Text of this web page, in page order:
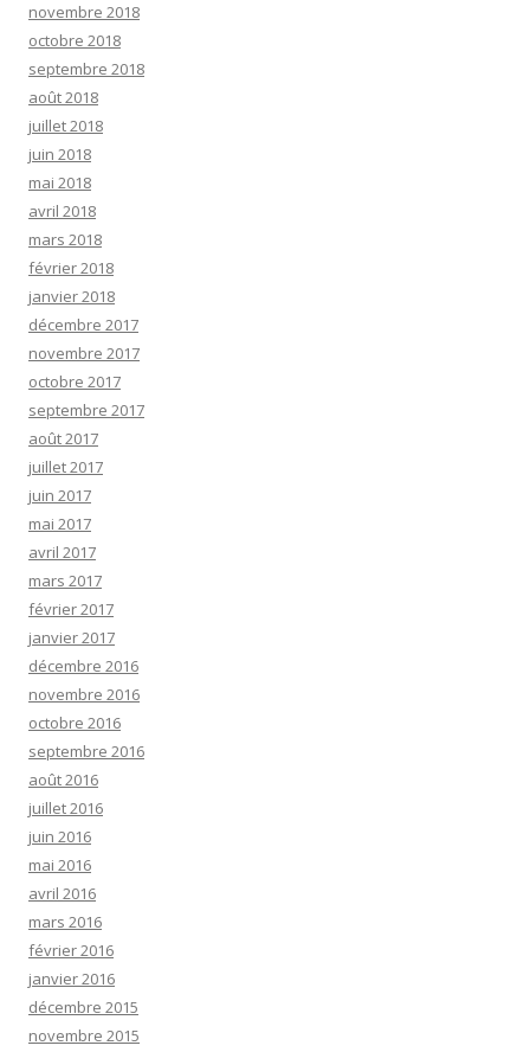
novembre 2018
octobre 2018
septembre 2018
août 2018
juillet 2018
juin 2018
mai 2018
avril 2018
mars 2018
février 2018
janvier 2018
décembre 2017
novembre 2017
octobre 2017
septembre 2017
août 2017
juillet 2017
juin 2017
mai 2017
avril 2017
mars 2017
février 2017
janvier 2017
décembre 2016
novembre 2016
octobre 2016
septembre 2016
août 2016
juillet 2016
juin 2016
mai 2016
avril 2016
mars 2016
février 2016
janvier 2016
décembre 2015
novembre 2015